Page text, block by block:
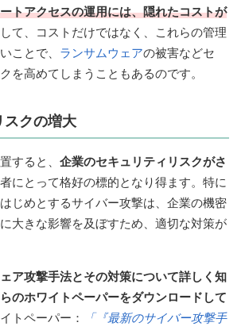
トアクセスの運用には、隠れたコストが
て、コストだけではなく、これらの管理
ことで、 ランサムウェアの被害などセ
を高めてしまうこともあるのです。
スクの増大
すると、 企業のセキュリティリスクがさ
者にとって格好の標的となり得ます。特に
じめとするサイバー攻撃は、企業の機密
大きな影響を及ぼすため、適切な対策が
ア攻撃手法とその対策について詳しく知
のホワイトペーパーをダウンロードして
イトペーパー：
「『最新のサイバー攻撃手